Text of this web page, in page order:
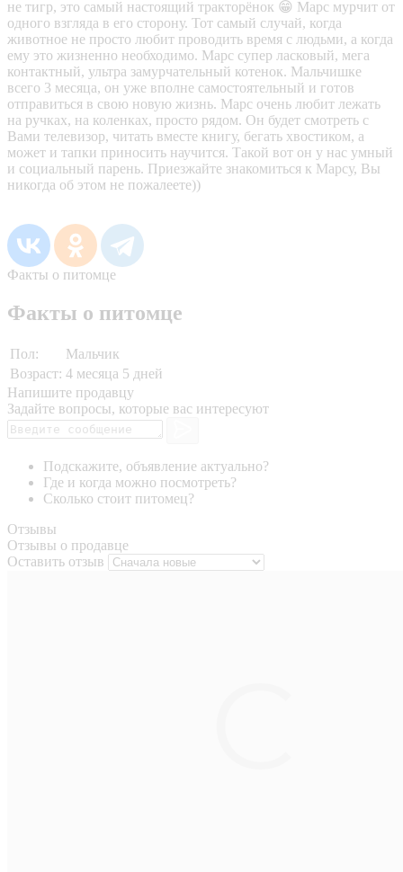
не тигр, это самый настоящий тракторёнок 😁 Марс мурчит от
одного взгляда в его сторону. Тот самый случай, когда
животное не просто любит проводить время с людьми, а когда
ему это жизненно необходимо. Марс супер ласковый, мега
контактный, ультра замурчательный котенок. Мальчишке
всего 3 месяца, он уже вполне самостоятельный и готов
отправиться в свою новую жизнь. Марс очень любит лежать
на ручках, на коленках, просто рядом. Он будет смотреть с
Вами телевизор, читать вместе книгу, бегать хвостиком, а
может и тапки приносить научится. Такой вот он у нас умный
и социальный парень. Приезжайте знакомиться к Марсу, Вы
никогда об этом не пожалеете))
Факты о питомце
Факты о питомце
Пол:
Мальчик
Возраст: 4 месяца 5 дней
Напишите продавцу
Задайте вопросы, которые вас интересуют
Подскажите, объявление актуально?
Где и когда можно посмотреть?
Сколько стоит питомец?
Отзывы
Отзывы о продавце
Оставить отзыв